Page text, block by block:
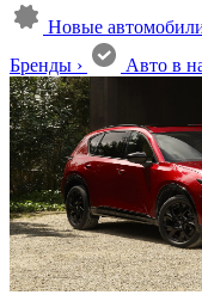
Новые
Бренды › Авто в